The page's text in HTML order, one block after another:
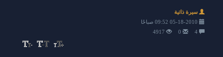
سيرة ذاتية
4
4917